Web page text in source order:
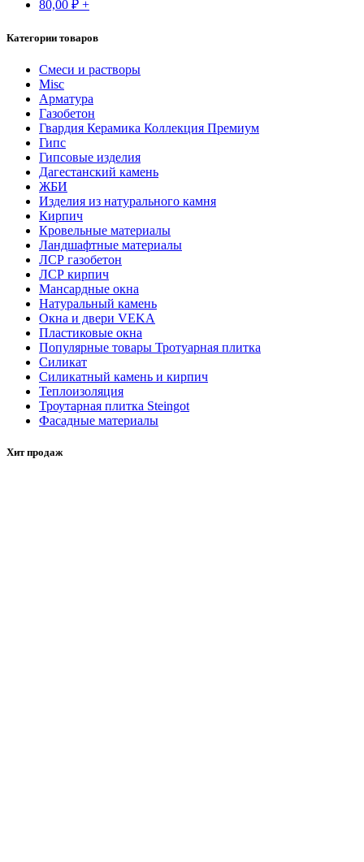
80,00 ₽ +
Категории товаров
Cмеси и растворы
Misc
Арматура
Газобетон
Гвардия Керамика Коллекция Премиум
Гипс
Гипсовые изделия
Дагестанский камень
ЖБИ
Изделия из натурального камня
Кирпич
Кровельные материалы
Ландшафтные материалы
ЛСР газобетон
ЛСР кирпич
Мансардные окна
Натуральный камень
Окна и двери VEKA
Пластиковые окна
Популярные товары Тротуарная плитка
Силикат
Силикатный камень и кирпич
Теплоизоляция
Троутарная плитка Steingot
Фасадные материалы
Хит продаж